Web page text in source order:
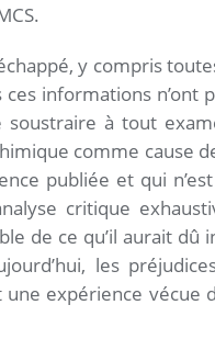
y compris
informations n’ont
soustraire à tout
comme cause
publiée et qui
critique
de ce qu’il aurait dû
les
expérience vécue